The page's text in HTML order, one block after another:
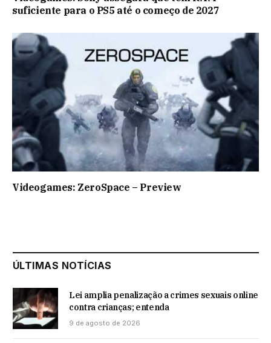
suficiente para o PS5 até o começo de 2027
Videogames: ZeroSpace – Preview
ÚLTIMAS NOTÍCIAS
Lei amplia penalização a crimes sexuais online
contra crianças; entenda
9 de agosto de 2026